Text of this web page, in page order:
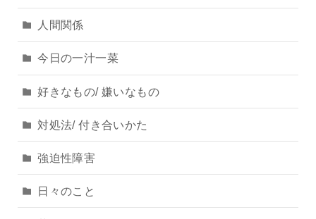
人間関係
今日の一汁一菜
好きなもの/ 嫌いなもの
対処法/ 付き合いかた
強迫性障害
日々のこと